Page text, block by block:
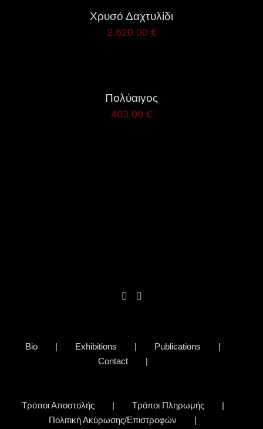
Χρυσό Δαχτυλίδι
2,620.00 €
Πολύαιγος
403.00 €
Bio Exhibitions
Publications
Contact
Τρόποι Αποστολής
Τρόποι Πληρωμής
Πολιτική Ακύρωσης/Επιστροφών